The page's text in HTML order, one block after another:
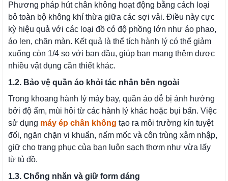
Phương pháp hút chân không hoạt động bằng cách loại
bỏ toàn bộ không khí thừa giữa các sợi vải. Điều này cực
kỳ hiệu quả với các loại đồ có độ phồng lớn như áo phao,
áo len, chăn màn. Kết quả là thể tích hành lý có thể giảm
xuống còn 1/4 so với ban đầu, giúp bạn mang thêm được
nhiều vật dụng cần thiết khác.
1.2. Bảo vệ quần áo khỏi tác nhân bên ngoài
Trong khoang hành lý máy bay, quần áo dễ bị ảnh hưởng
bởi độ ẩm, mùi hôi từ các hành lý khác hoặc bụi bẩn. Việc
sử dụng máy ép chân không tạo ra môi trường kín tuyệt
đối, ngăn chặn vi khuẩn, nấm mốc và côn trùng xâm nhập,
giữ cho trang phục của bạn luôn sạch thơm như vừa lấy
từ tủ đồ.
1.3. Chống nhăn và giữ form dáng